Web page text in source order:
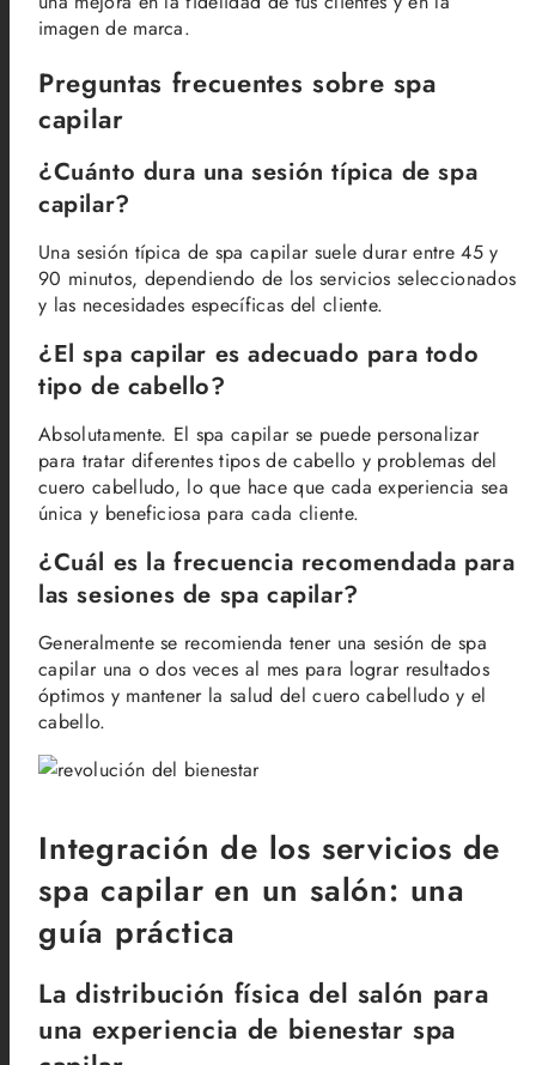
imagen de marca.
Preguntas frecuentes sobre spa
capilar
¿Cuánto dura una sesión típica de spa
capilar?
Una sesión típica de spa capilar suele durar entre 45 y
90 minutos, dependiendo de los servicios seleccionados
y las necesidades específicas del cliente.
¿El spa capilar es adecuado para todo
tipo de cabello?
Absolutamente. El spa capilar se puede personalizar
para tratar diferentes tipos de cabello y problemas del
cuero cabelludo, lo que hace que cada experiencia sea
única y beneficiosa para cada cliente.
¿Cuál es la frecuencia recomendada para
las sesiones de spa capilar?
Generalmente se recomienda tener una sesión de spa
capilar una o dos veces al mes para lograr resultados
óptimos y mantener la salud del cuero cabelludo y el
cabello.
Integración de los servicios de
spa capilar en un salón: una
guía práctica
La distribución física del salón para
una experiencia de bienestar spa